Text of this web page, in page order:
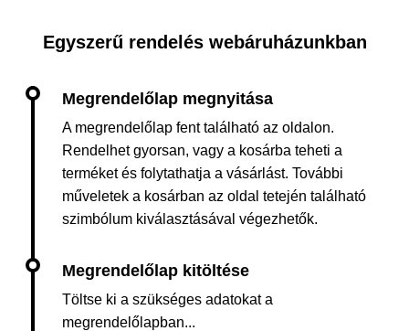
Egyszerű rendelés webáruházunkban
A megrendelőlap fent található az oldalon.
Rendelhet gyorsan, vagy a kosárba teheti a
terméket és folytathatja a vásárlást. További
műveletek a kosárban az oldal tetején található
szimbólum kiválasztásával végezhetők.
Töltse ki a szükséges adatokat a
megrendelőlapban...